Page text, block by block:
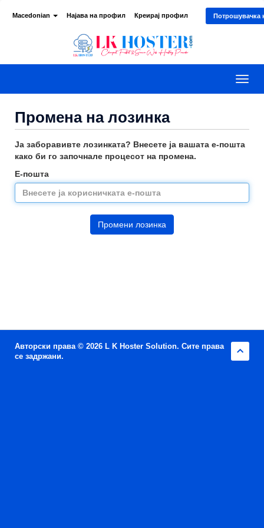
Macedonian Најава на профил Креирај профил Потрошувачка
ја
Промена на лозинка
Ја заборавивте лозинката? Внесете ја вашата е-пошта
како би го започнале процесот на промена.
Е-пошта
Промени лозинка
Авторски права © 2026 L K Hoster Solution. Сите права
се задржани.